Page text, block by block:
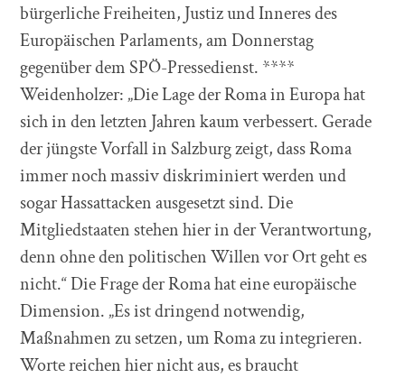
bürgerliche Freiheiten, Justiz und Inneres des
Europäischen Parlaments, am Donnerstag
gegenüber dem SPÖ-Pressedienst. ****
Weidenholzer: „Die Lage der Roma in Europa hat
sich in den letzten Jahren kaum verbessert. Gerade
der jüngste Vorfall in Salzburg zeigt, dass Roma
immer noch massiv diskriminiert werden und
sogar Hassattacken ausgesetzt sind. Die
Mitgliedstaaten stehen hier in der Verantwortung,
denn ohne den politischen Willen vor Ort geht es
nicht.“ Die Frage der Roma hat eine europäische
Dimension. „Es ist dringend notwendig,
Maßnahmen zu setzen, um Roma zu integrieren.
Worte reichen hier nicht aus, es braucht